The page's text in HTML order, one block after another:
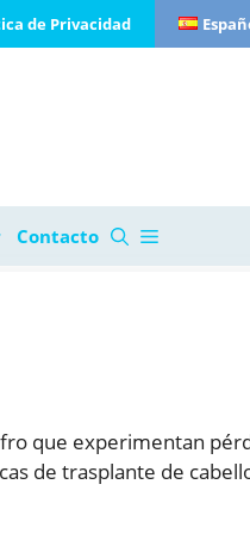
de Privacidad
Contacto
que experimentan
de trasplante de